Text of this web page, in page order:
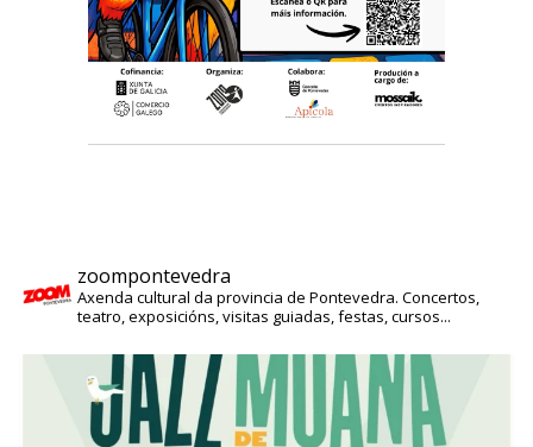
zoompontevedra
Axenda cultural da provincia de Pontevedra. Concertos,
teatro, exposicións, visitas guiadas, festas, cursos...